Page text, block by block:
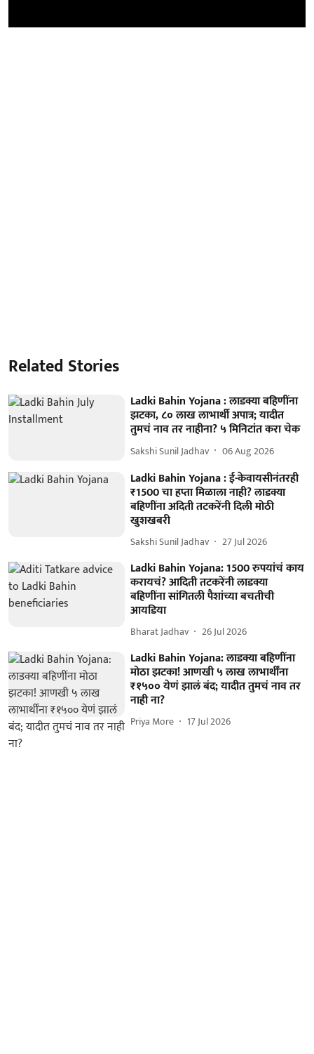
Related Stories
Ladki Bahin Yojana : लाडक्या बहिणींना
झटका, ८० लाख लाभार्थी अपात्र; यादीत
तुमचं नाव तर नाहीना? ५ मिनिटांत करा चेक
Sakshi Sunil Jadhav 06 Aug 2026
Ladki Bahin Yojana : ई-केवायसीनंतरही
₹1500 चा हप्ता मिळाला नाही? लाडक्या
बहिणींना अदिती तटकरेंनी दिली मोठी
खुशखबरी
Sakshi Sunil Jadhav 27 Jul 2026
Ladki Bahin Yojana: 1500 रुपयांचं काय
करायचं? आदिती तटकरेंनी लाडक्या
बहिणींना सांगितली पैशांच्या बचतीची
आयडिया
Bharat Jadhav 26 Jul 2026
Ladki Bahin Yojana: लाडक्या बहिणींना
मोठा झटका! आणखी ५ लाख लाभार्थींना
₹१५०० येणं झालं बंद; यादीत तुमचं नाव तर
नाही ना?
Priya More 17 Jul 2026